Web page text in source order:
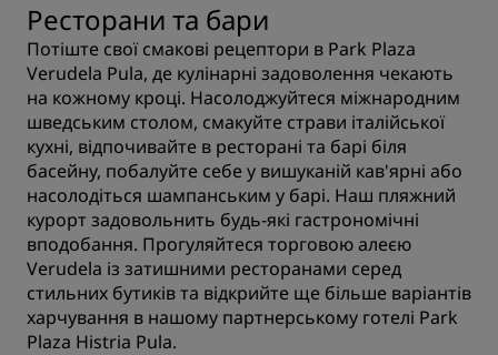
Ресторани та бари
Потіште свої смакові рецептори в Park Plaza
Verudela Pula, де кулінарні задоволення чекають
на кожному кроці. Насолоджуйтеся міжнародним
шведським столом, смакуйте страви італійської
кухні, відпочивайте в ресторані та барі біля
басейну, побалуйте себе у вишуканій кав'ярні або
насолодіться шампанським у барі. Наш пляжний
курорт задовольнить будь-які гастрономічні
вподобання. Прогуляйтеся торговою алеєю
Verudela із затишними ресторанами серед
стильних бутиків та відкрийте ще більше варіантів
харчування в нашому партнерському готелі Park
Plaza Histria Pula.